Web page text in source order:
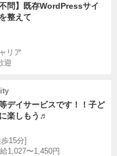
問】既存WordPressサイ
整えて
リア
迎
デイサービスです！！子ど
楽しもう♬
15分]
1,027〜1,450円